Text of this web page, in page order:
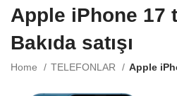
Apple iPhone 17
Bakıda satışı
Home TELEFONLAR Apple